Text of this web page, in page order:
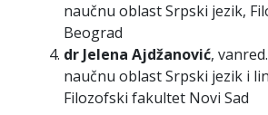
naučnu oblast Srpski jezik,
Beograd
dr Jelena Ajdžanović,
naučnu oblast Srpski jezik i
Filozofski fakultet Novi Sad